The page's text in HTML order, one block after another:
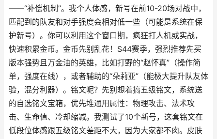
——“补偿机制”。我个人体感，新号在前10-20场对战中，
匹配到的队友和对手强度会相对低一些（可能是系统在保
护新号）。你可以利用这个窗口期，疯狂打人机或实战，
快速积累金币。金币先别乱花！S44赛季，强烈推荐先买
版本强势且万金油的英雄，比如打野的“赵怀真”（操作简
单，强度在线），或者辅助的“朵莉亚”（能极大提升队友体
验，混分利器）。铭文呢？先别想着搞五级铭文，系统送
的自选铭文宝箱，优先堆通用属性：物理攻击、法术攻
击、生命值、冷却缩减。我测试了10个新号，这套铭文在
低段位体感跟五级铭文差距不大，因为大家都不肉。皮肤